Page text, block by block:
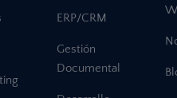
ERP/CRM
Gestión
Documental